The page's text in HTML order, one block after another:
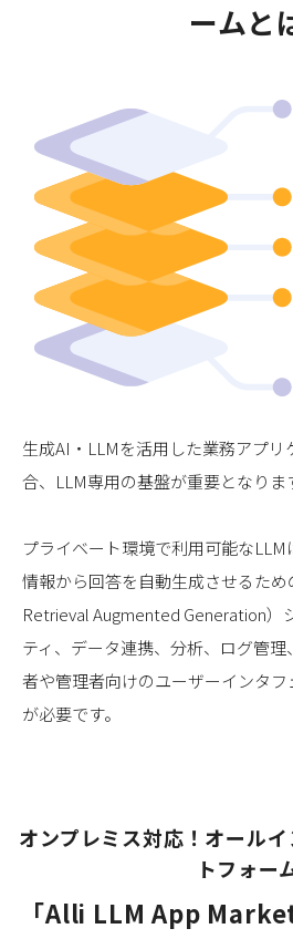
ームと
生成AI・LLMを活用した業務アプ
合、LLM専用の基盤が重要となりま
プライベート環境で利用可能な
情報から回答を自動生成させるため
Retrieval Augmented Generation）
ティ、データ連携、分析、ログ管
者や管理者向けのユーザーインタ
が必要です。
オンプレミス対応！オール
トフォー
「Alli LLM App